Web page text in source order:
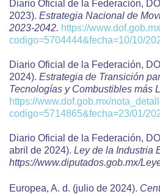
Diario Oficial de la Federación,
2023). Estrategia Nacional de
2023-2042. https://
codigo=5704444&fecha=10/10/
Diario Oficial de la Federación,
2024). Estrategia de Transición
Tecnologías y Combustibles más
https://www.dof.gob.mx/
codigo=5714865&fecha=23/01/
Diario Oficial de la Federación,
abril de 2024). Ley de la Industria
https://www.diputados.gob.mx/
Europea, A. d. (julio de 2024).